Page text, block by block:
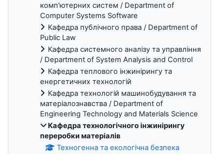
комп'ютерних систем / Department of
Computer Systems Software
Кафедра публічного права / Department of
Public Law
Кафедра системного аналізу та управління
/ Department of System Analysis and Control
Кафедра теплового інжинірингу та
енергетичних технологій
Кафедра технологій машинобудування та
матеріалознавства / Department of
Engineering Technology and Materials Science
Кафедра технологічного інжинірингу
переробки матеріалів
Техногенна та екологічна безпека